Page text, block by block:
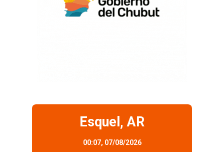
Esquel, AR
00:07, 07/08/2026